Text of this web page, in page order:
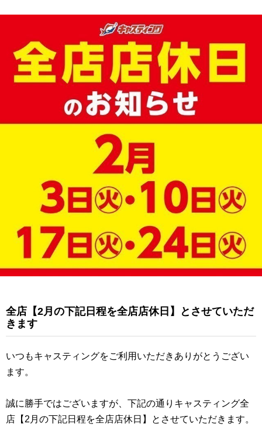
全店【2月の下記日程を全店店休日】とさせていただ
きます
いつもキャスティングをご利用いただきありがとうござい
ます。
誠に勝手ではございますが、下記の通りキャスティング全
店【2月の下記日程を全店店休日】とさせていただきます。